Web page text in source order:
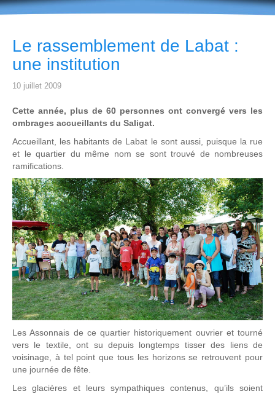
Le rassemblement de Labat :
une institution
10 juillet 2009
Cette année, plus de 60 personnes ont convergé vers les
ombrages accueillants du Saligat.
Accueillant, les habitants de Labat le sont aussi, puisque la rue
et le quartier du même nom se sont trouvé de nombreuses
ramifications.
Les Assonnais de ce quartier historiquement ouvrier et tourné
vers le textile, ont su depuis longtemps tisser des liens de
voisinage, à tel point que tous les horizons se retrouvent pour
une journée de fête.
Les glacières et leurs sympathiques contenus, qu’ils soient